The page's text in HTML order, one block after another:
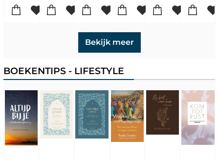
Bekijk meer
BOEKENTIPS - LIFESTYLE